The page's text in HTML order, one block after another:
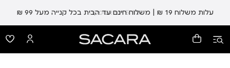
עלות משלוח 19 ₪ | משלוח חינם עד הבית בכל קנייה מעל 99 ₪ עד 5 ימי אספקה